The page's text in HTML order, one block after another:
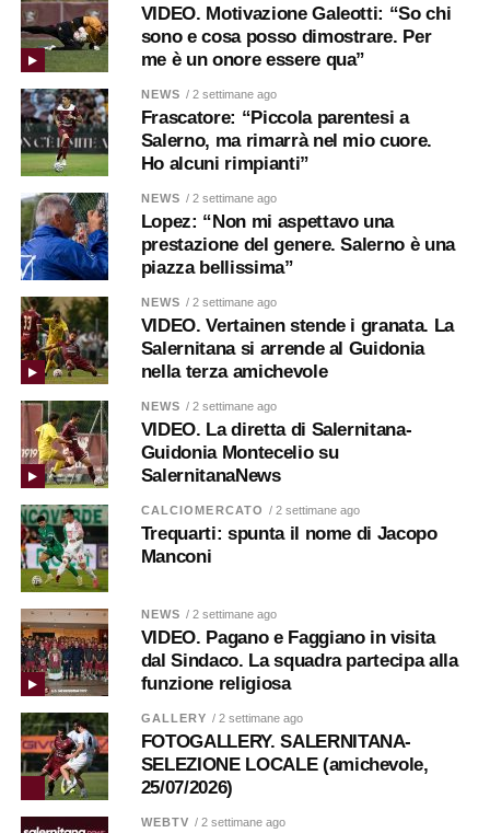
VIDEO. Motivazione Galeotti: “So chi
sono e cosa posso dimostrare. Per
me è un onore essere qua”
NEWS / 2 settimane ago
Frascatore: “Piccola parentesi a
Salerno, ma rimarrà nel mio cuore.
Ho alcuni rimpianti”
NEWS / 2 settimane ago
Lopez: “Non mi aspettavo una
prestazione del genere. Salerno è una
piazza bellissima”
NEWS / 2 settimane ago
VIDEO. Vertainen stende i granata. La
Salernitana si arrende al Guidonia
nella terza amichevole
NEWS / 2 settimane ago
VIDEO. La diretta di Salernitana-
Guidonia Montecelio su
SalernitanaNews
CALCIOMERCATO / 2 settimane ago
Trequarti: spunta il nome di Jacopo
Manconi
NEWS / 2 settimane ago
VIDEO. Pagano e Faggiano in visita
dal Sindaco. La squadra partecipa alla
funzione religiosa
GALLERY / 2 settimane ago
FOTOGALLERY. SALERNITANA-
SELEZIONE LOCALE (amichevole,
25/07/2026)
WEBTV / 2 settimane ago